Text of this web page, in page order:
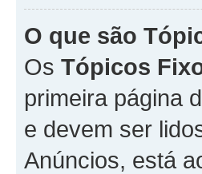
O que são
Os Tópicos
primeira página
e devem ser
Anúncios, está